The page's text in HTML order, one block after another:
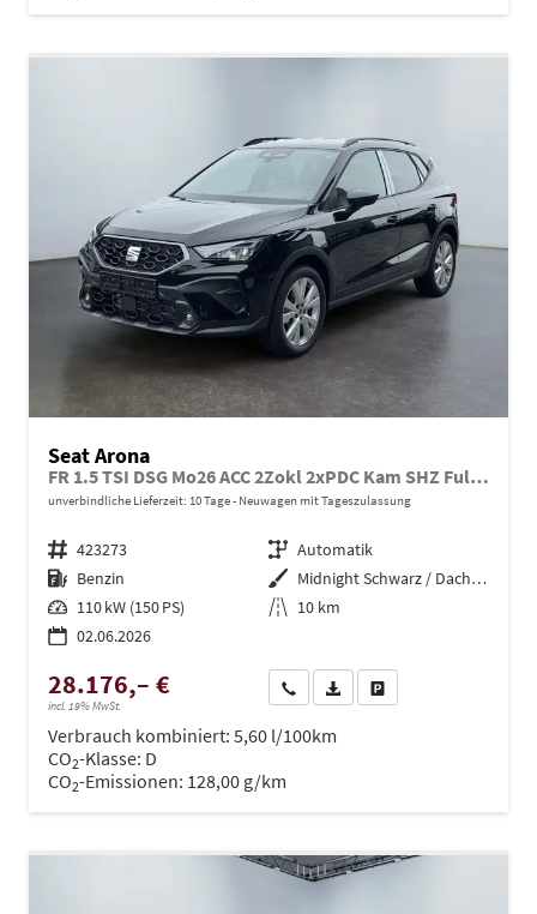
Seat Arona
FR 1.5 TSI DSG Mo26 ACC 2Zokl 2xPDC Kam SHZ Full Link
unverbindliche Lieferzeit: 10 Tage Neuwagen mit Tageszulassung
Fahrzeugnr. 423273 Getriebe Automatik
Kraftstoff Benzin Außenfarbe
Midnight Schwarz / Dach Schwarz
Leistung 110 kW (150 PS) Kilometerstand 10 km
02.06.2026
28.176,– €
incl. 19% MwSt.
Wir rufen Sie anPDF-Datei, Fahrzeugexposé
Verbrauch kombiniert: 5,60 l/100km
CO2-Klasse: D
CO2-Emissionen: 128,00 g/km